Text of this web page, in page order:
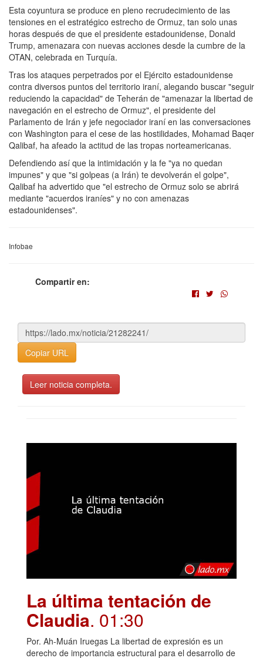
Esta coyuntura se produce en pleno recrudecimiento de las
tensiones en el estratégico estrecho de Ormuz, tan solo unas
horas después de que el presidente estadounidense, Donald
Trump, amenazara con nuevas acciones desde la cumbre de la
OTAN, celebrada en Turquía.
Tras los ataques perpetrados por el Ejército estadounidense
contra diversos puntos del territorio iraní, alegando buscar "seguir
reduciendo la capacidad" de Teherán de "amenazar la libertad de
navegación en el estrecho de Ormuz", el presidente del
Parlamento de Irán y jefe negociador iraní en las conversaciones
con Washington para el cese de las hostilidades, Mohamad Baqer
Qalibaf, ha afeado la actitud de las tropas norteamericanas.
Defendiendo así que la intimidación y la fe "ya no quedan
impunes" y que "si golpeas (a Irán) te devolverán el golpe",
Qalibaf ha advertido que "el estrecho de Ormuz solo se abrirá
mediante "acuerdos iraníes" y no con amenazas
estadounidenses".
Infobae
Compartir en:
Copiar URL
Leer noticia completa.
La última tentación de
Claudia. 01:30
Por. Ah-Muán Iruegas La libertad de expresión es un
derecho de importancia estructural para el desarrollo de